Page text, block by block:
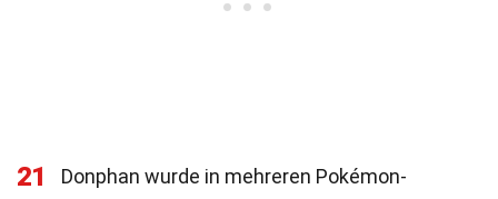
21
Donphan wurde in mehreren Pokémon-